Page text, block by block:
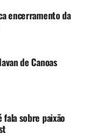
encerramento da
de Canoas
fala sobre paixão